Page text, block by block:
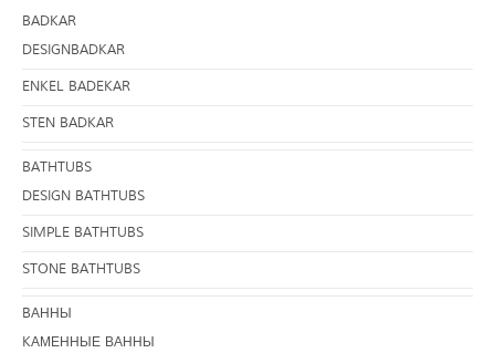
BADKAR
DESIGNBADKAR
ENKEL BADEKAR
STEN BADKAR
BATHTUBS
DESIGN BATHTUBS
SIMPLE BATHTUBS
STONE BATHTUBS
BАННЫ
KАМЕННЫЕ ВАННЫ